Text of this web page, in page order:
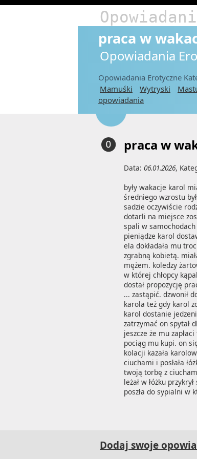
praca w
Opowiadania
Opowiadania Erotyczne
Mamuśki
Wytryski
opowiadania
praca w
Data: 06.01.2026,
były wakacje karol
średniego wzrostu
sadzie oczywiście
dotarli na miejsce
spali w
pieniądze karol
ela dokładała mu
zgrabną kobietą.
mężem. koledzy
w której chłopcy
dostał propozycję
... zastąpić. dzwonił
karola też gdy karol
karol dostanie
zatrzymać on spytał
jeszcze że mu
pociąg mu kupi. on
kolacji kazała
ciuchami i posłała
twoją torbę z
leżał w łóżku
poszła do sypialni w
Dodaj swoje